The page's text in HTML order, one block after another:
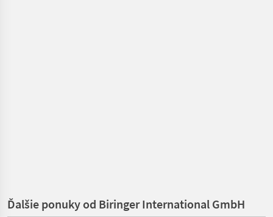
Ďalšie ponuky od Biringer International GmbH